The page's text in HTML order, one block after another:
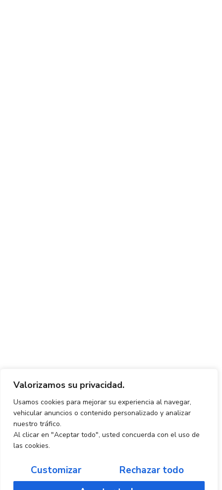
Valorizamos su privacidad.
Usamos cookies para mejorar su experiencia al navegar,
vehicular anuncios o contenido personalizado y analizar
nuestro tráfico.
Al clicar en "Aceptar todo", usted concuerda con el uso de
las cookies.
Customizar
Rechazar todo